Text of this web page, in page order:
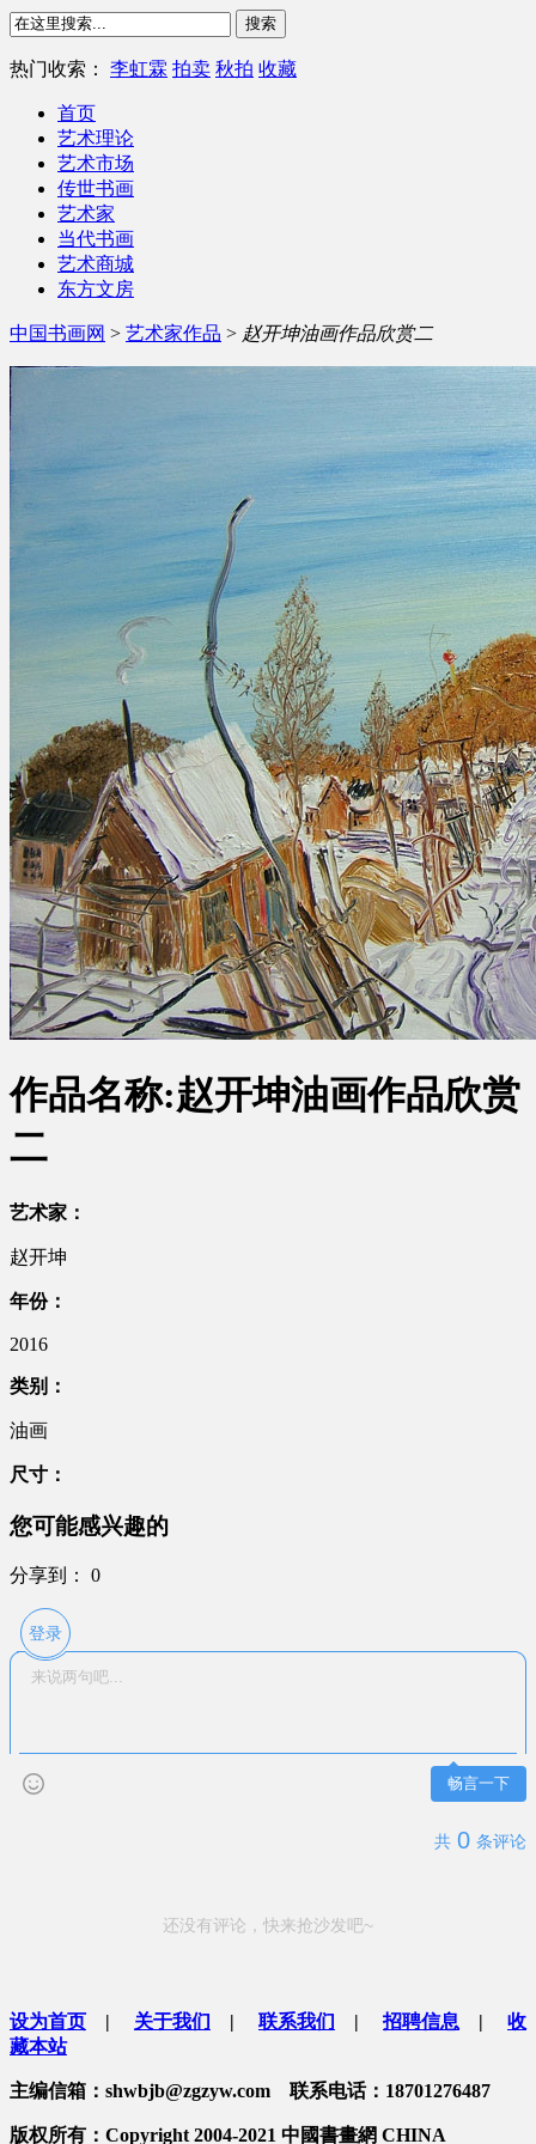
热门收索： 李虹霖 拍卖 秋拍 收藏
首页
艺术理论
艺术市场
传世书画
艺术家
当代书画
艺术商城
东方文房
中国书画网 > 艺术家作品 > 赵开坤油画作品欣赏二
作品名称:赵开坤油画作品欣赏
二
艺术家：
赵开坤
年份：
2016
类别：
油画
尺寸：
您可能感兴趣的
分享到： 0
登录
畅言一下
共 0 条评论
还没有评论，快来抢沙发吧~
设为首页 | 关于我们 | 联系我们 | 招聘信息 | 收
藏本站
主编信箱：shwbjb@zgzyw.com 联系电话：18701276487
版权所有：Copyright 2004-2021 中國書畫網 CHINA